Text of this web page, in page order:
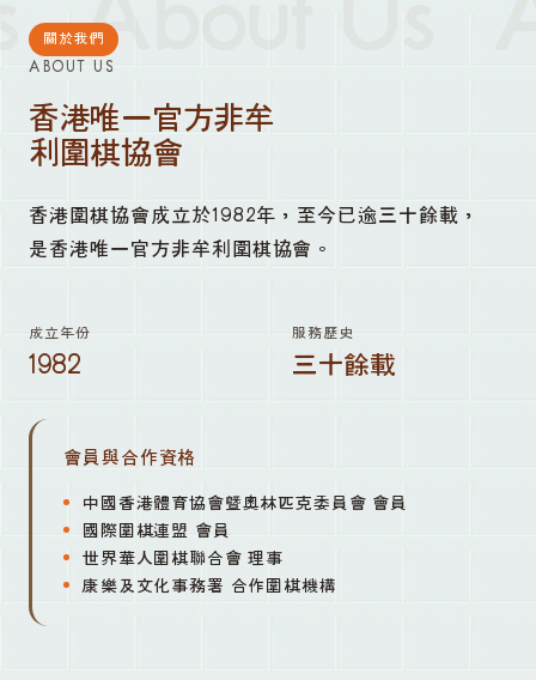
關於我們
ABOUT US
香港唯一官方非牟
利圍棋協會
香港圍棋協會成立於1982年，至今已逾三十餘載，
是香港唯一官方非牟利圍棋協會。
成立年份
1982
服務歷史
三十餘載
會員與合作資格
中國香港體育協會暨奧林匹克委員會 會員
國際圍棋連盟 會員
世界華人圍棋聯合會 理事
康樂及文化事務署 合作圍棋機構